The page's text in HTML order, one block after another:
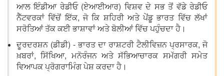
ਆਲ ਇੰਡੀਆ ਰੇਡੀਓ (ਏਆਈਆਰ) ਵਿਸ਼ਵ ਦੇ ਸਭ ਤੋਂ ਵੱਡੇ ਰੇਡੀਓ
ਨੈੱਟਵਰਕਾਂ ਵਿੱਚੋਂ ਇੱਕ, ਜੋ ਕਿ ਸ਼ਹਿਰੀ ਅਤੇ ਪੇਂਡੂ ਭਾਰਤ ਵਿੱਚ ਲੱਖਾਂ
ਸਰੋਤਿਆਂ ਤੱਕ ਕਈ ਭਾਸ਼ਾਵਾਂ ਅਤੇ ਬੋਲੀਆਂ ਵਿੱਚ ਪਹੁੰਚਦਾ ਹੈ।
ਦੂਰਦਰਸ਼ਨ (ਡੀਡੀ) - ਭਾਰਤ ਦਾ ਰਾਸ਼ਟਰੀ ਟੈਲੀਵਿਜ਼ਨ ਪ੍ਰਸਾਰਕ, ਜੋ
ਖ਼ਬਰਾਂ, ਸਿੱਖਿਆ, ਮਨੋਰੰਜਨ ਅਤੇ ਸੱਭਿਆਚਾਰਕ ਸਮੱਗਰੀ ਸਮੇਤ
ਵਿਆਪਕ ਪ੍ਰੋਗਰਾਮਿੰਗ ਪੇਸ਼ ਕਰਦਾ ਹੈ।